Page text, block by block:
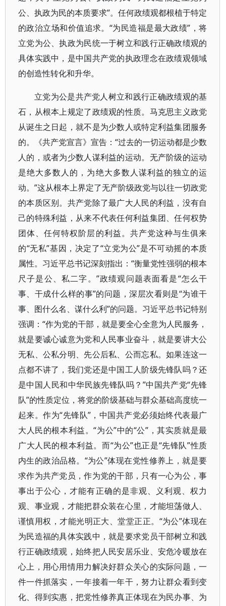
公、执政为民的本质要求”。任何政绩观都根植于特定
的政治立场和价值追求。“为民造福是最大政绩”，将
立党为公、执政为民统一于树立和践行正确政绩观的
具体实践中，是中国共产党的执政理念在政绩观领域
的创造性转化和升华。
立党为公是共产党人树立和践行正确政绩观的基
石，从根本上规定了政绩观的性质。马克思主义政党
从诞生之日起，就不是为少数人或特定利益集团服务
的。《共产党宣言》宣告：“过去的一切运动都是少数
人的，或者为少数人谋利益的运动。无产阶级的运动
是绝大多数人的，为绝大多数人谋利益的独立的运
动。”这从根本上界定了无产阶级政党与以往一切政党
的本质区别。共产党除了最广大人民的利益，没有自
己的特殊利益，从来不代表任何利益集团、任何权势
团体、任何特权阶层的利益。共产党这种与生俱来
的“无私”基因，决定了“立党为公”是不可动摇的本质
属性。习近平总书记深刻指出：“衡量党性强弱的根本
尺子是公、私二字。”政绩观问题表面看是“怎么干
事、干成什么样的事”的问题，深层次看则是“为谁干
事、图什么名、谋什么利”的问题。习近平总书记特别
强调：“作为党的干部，就是要全心全意为人民服务，
就是要诚心诚意为党和人民事业奋斗，就是要讲大公
无私、公私分明、先公后私、公而忘私。如果连这一
点都不讲了，我们党还是中国工人阶级先锋队吗？还
是中国人民和中华民族先锋队吗？”中国共产党“先锋
队”的性质定位，将党的阶级基础与群众基础高度统一
起来。作为“先锋队”，中国共产党必须始终代表最广
大人民的根本利益。“为公”中的“公”，其实质就是最
广大人民的根本利益。而“为公”也正是“先锋队”性质
内生的政治品格。“为公”体现在党性修养上，就是要
求作为共产党员，作为党的干部，只有一心为公，事
事出于公心，才能有正确的是非观、义利观、权力
观、事业观，才能把群众装在心里，才能坦荡做人、
谨慎用权，才能光明正大、堂堂正正。“为公”体现在
为民造福的具体实践中，就是要求党员干部树立和践
行正确政绩观，始终把人民安居乐业、安危冷暖放在
心上，用心用情用力解决好群众关心的实际问题，一
件一件抓落实，一年接着一年干，努力让群众看到变
化、得到实惠，把党性修养真正体现在为民办事、为